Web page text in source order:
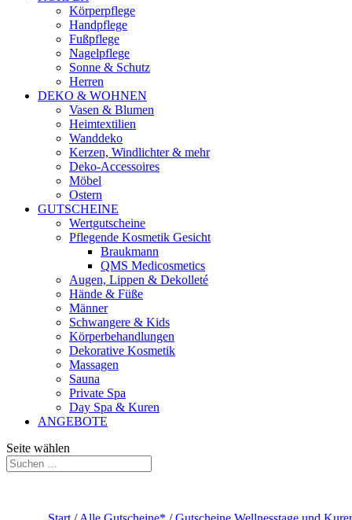
Körperpflege
Handpflege
Fußpflege
Nagelpflege
Sonne & Schutz
Herren
DEKO & WOHNEN
Vasen & Blumen
Heimtextilien
Wanddeko
Kerzen, Windlichter & mehr
Deko-Accessoires
Möbel
Ostern
GUTSCHEINE
Wertgutscheine
Pflegende Kosmetik Gesicht
Braukmann
QMS Medicosmetics
Augen, Lippen & Dekolleté
Hände & Füße
Männer
Schwangere & Kids
Körperbehandlungen
Dekorative Kosmetik
Massagen
Sauna
Private Spa
Day Spa & Kuren
ANGEBOTE
Seite wählen